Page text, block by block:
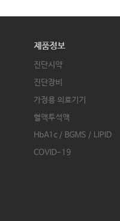
제품정보
진단시약
진단장비
가정용 의료기기
혈액투석액
HbA1c / BGMS / LIPID
COVID-19